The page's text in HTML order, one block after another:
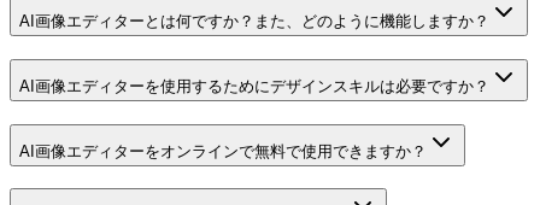
AI画像エディターとは何ですか？また、どのように機能しますか？
AI画像エディターを使用するためにデザインスキルは必要ですか？
AI画像エディターをオンラインで無料で使用できますか？